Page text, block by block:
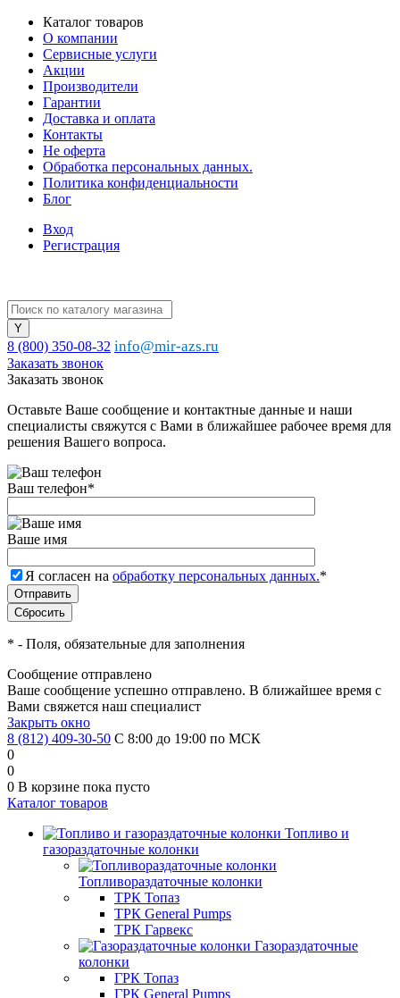
Каталог товаров
О компании
Сервисные услуги
Акции
Производители
Гарантии
Доставка и оплата
Контакты
Не оферта
Обработка персональных данных.
Политика конфиденциальности
Блог
Вход
Регистрация
8 (800) 350-08-32 info@mir-azs.ru
Заказать звонок
Заказать звонок
Оставьте Ваше сообщение и контактные данные и наши
специалисты свяжутся с Вами в ближайшее рабочее время для
решения Вашего вопроса.
Ваш телефон*
Ваше имя
Я согласен на обработку персональных данных.*
* - Поля, обязательные для заполнения
Сообщение отправлено
Ваше сообщение успешно отправлено. В ближайшее время с
Вами свяжется наш специалист
Закрыть окно
8 (812) 409-30-50 С 8:00 до 19:00 по МСК
0
0
0 В корзине пока пусто
Каталог товаров
Топливо и
газораздаточные колонки
Топливораздаточные колонки
ТРК Топаз
ТРК General Pumps
ТРК Гарвекс
Газораздаточные
колонки
ГРК Топаз
ГРК General Pumps